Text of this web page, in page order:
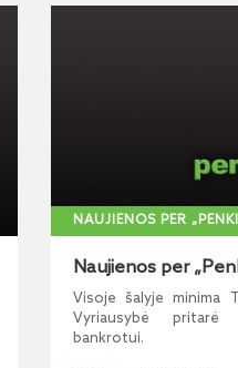
NAUJIENOS PER
Naujienos per
Visoje šalyje minima
Vyriausybė pritarė
bankrotui.